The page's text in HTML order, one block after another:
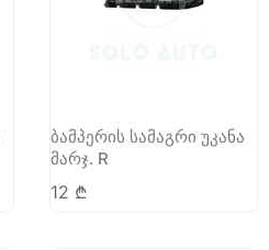
ბამპერის სამაგრი უკანა
მარჯ. R
12 ₾